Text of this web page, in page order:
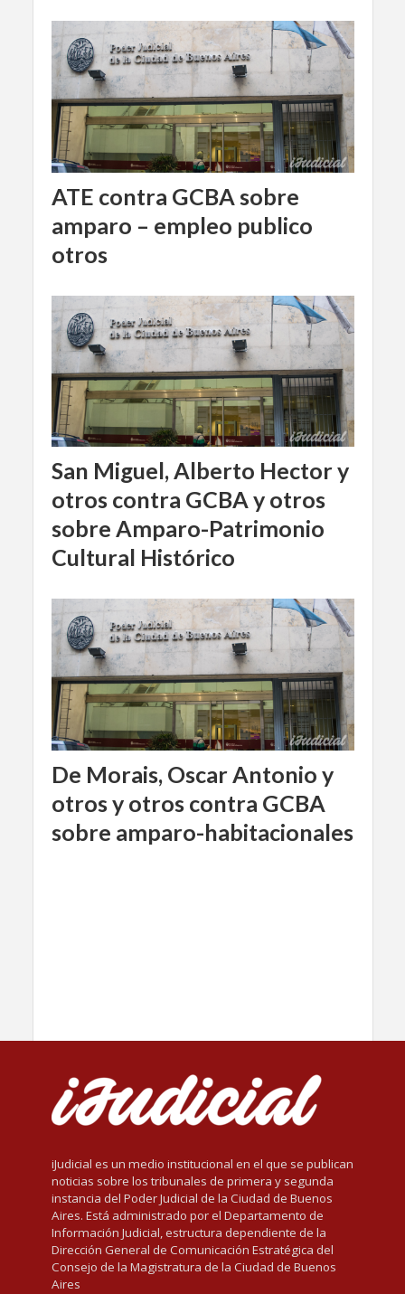
ATE contra GCBA sobre
amparo – empleo publico
otros
San Miguel, Alberto Hector y
otros contra GCBA y otros
sobre Amparo-Patrimonio
Cultural Histórico
De Morais, Oscar Antonio y
otros y otros contra GCBA
sobre amparo-habitacionales
iJudicial es un medio institucional en el que se publican
noticias sobre los tribunales de primera y segunda
instancia del Poder Judicial de la Ciudad de Buenos
Aires. Está administrado por el Departamento de
Información Judicial, estructura dependiente de la
Dirección General de Comunicación Estratégica del
Consejo de la Magistratura de la Ciudad de Buenos
Aires